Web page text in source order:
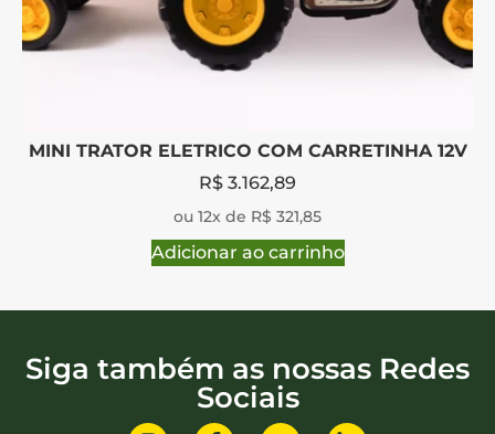
MINI TRATOR ELETRICO COM CARRETINHA 12V
R$ 3.162,89
ou 12x de R$ 321,85
Adicionar ao carrinho
Siga também as nossas Redes
Sociais